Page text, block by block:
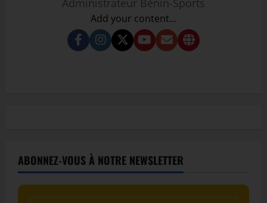
Add your content...
ABONNEZ-VOUS À NOTRE NEWSLETTER